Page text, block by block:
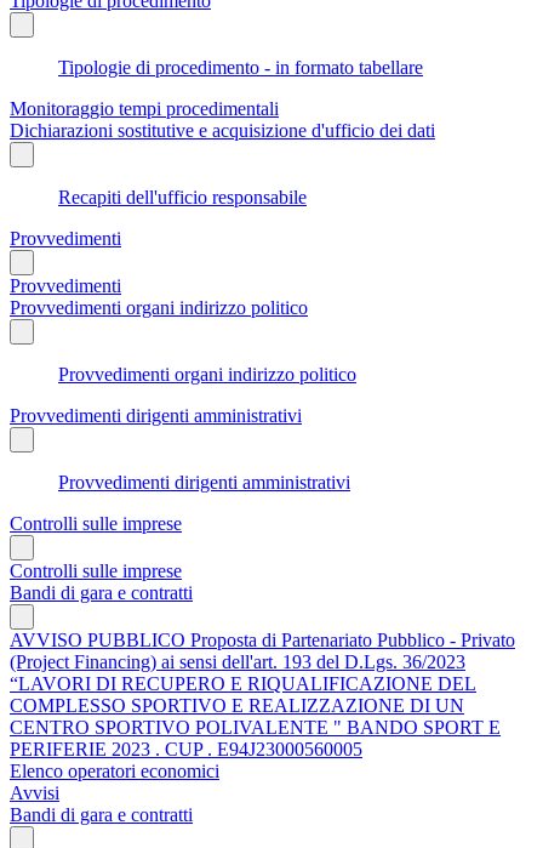
Tipologie di procedimento - in formato tabellare
Monitoraggio tempi procedimentali
Dichiarazioni sostitutive e acquisizione d'ufficio dei dati
Recapiti dell'ufficio responsabile
Provvedimenti
Provvedimenti
Provvedimenti organi indirizzo politico
Provvedimenti organi indirizzo politico
Provvedimenti dirigenti amministrativi
Provvedimenti dirigenti amministrativi
Controlli sulle imprese
Controlli sulle imprese
Bandi di gara e contratti
AVVISO PUBBLICO Proposta di Partenariato Pubblico - Privato
(Project Financing) ai sensi dell'art. 193 del D.Lgs. 36/2023
“LAVORI DI RECUPERO E RIQUALIFICAZIONE DEL
COMPLESSO SPORTIVO E REALIZZAZIONE DI UN
CENTRO SPORTIVO POLIVALENTE " BANDO SPORT E
PERIFERIE 2023 . CUP . E94J23000560005
Elenco operatori economici
Avvisi
Bandi di gara e contratti